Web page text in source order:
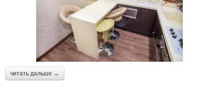
читать дальше →